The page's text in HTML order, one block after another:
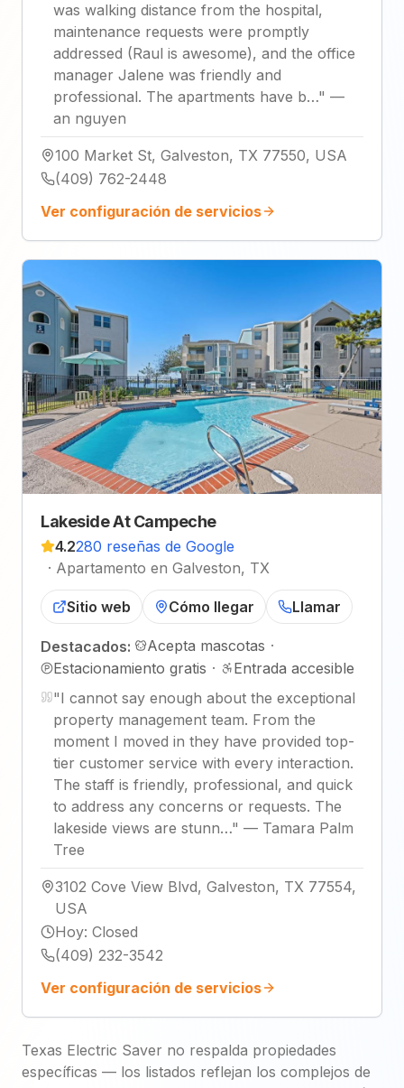
was walking distance from the hospital,
maintenance requests were promptly
addressed (Raul is awesome), and the office
manager Jalene was friendly and
professional. The apartments have b…" —
an nguyen
100 Market St, Galveston, TX 77550, USA
(409) 762-2448
Ver configuración de servicios
Lakeside At Campeche
4.2280 reseñas de Google
· Apartamento en Galveston, TX
Sitio web Cómo llegar Llamar
Destacados: Acepta mascotas ·
Estacionamiento gratis ·
Entrada accesible
"I cannot say enough about the exceptional
property management team. From the
moment I moved in they have provided top-
tier customer service with every interaction.
The staff is friendly, professional, and quick
to address any concerns or requests. The
lakeside views are stunn…" — Tamara Palm
Tree
3102 Cove View Blvd, Galveston, TX 77554,
USA
Hoy: Closed
(409) 232-3542
Ver configuración de servicios
Texas Electric Saver no respalda propiedades
específicas — los listados reflejan los complejos de